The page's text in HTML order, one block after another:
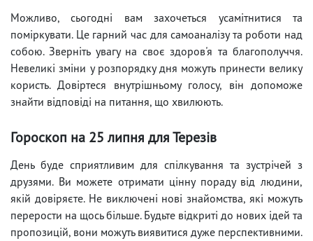
Можливо, сьогодні вам захочеться усамітнитися та
поміркувати. Це гарний час для самоаналізу та роботи над
собою. Зверніть увагу на своє здоров'я та благополуччя.
Невеликі зміни у розпорядку дня можуть принести велику
користь. Довіртеся внутрішньому голосу, він допоможе
знайти відповіді на питання, що хвилюють.
Гороскоп на 25 липня для Терезів
День буде сприятливим для спілкування та зустрічей з
друзями. Ви можете отримати цінну пораду від людини,
якій довіряєте. Не виключені нові знайомства, які можуть
перерости на щось більше. Будьте відкриті до нових ідей та
пропозицій, вони можуть виявитися дуже перспективними.